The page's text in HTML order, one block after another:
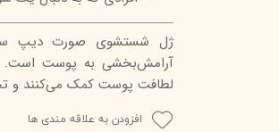
ژل شستشوی صورت دیپ
آرامش‌بخشی به پوست است.
لطافت پوست کمک می‌کنند و
افزودن به علاقه مندی ها